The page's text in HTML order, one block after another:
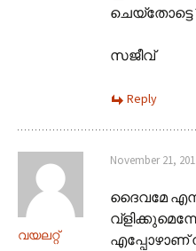
ചെയ്തോട്ടെ
സജീവ്‌
Reply
വയലറ്റ്
November 21,
ദൈവമേ
എപ്പോഴാണ്